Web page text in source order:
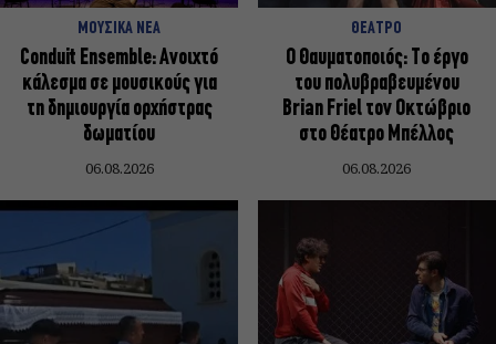
ΜΟΥΣΙΚΑ ΝΕΑ
Conduit Ensemble: Ανοιχτό
κάλεσμα σε μουσικούς για
τη δημιουργία ορχήστρας
δωματίου
06.08.2026
ΘΕΑΤΡΟ
Ο Θαυματοποιός: Το έργο
του πολυβραβευμένου
Brian Friel τον Οκτώβριο
στο Θέατρο Μπέλλος
06.08.2026